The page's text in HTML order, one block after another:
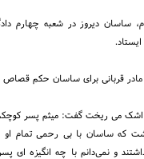
ساسان دیروز در شعبه چهارم
مادر قربانی برای ساسان حکم قصاص
اشک می ریخت گفت: میثم پسر
که ساسان با بی رحمی تمام
و نمی‌دانم با چه انگیزه ای